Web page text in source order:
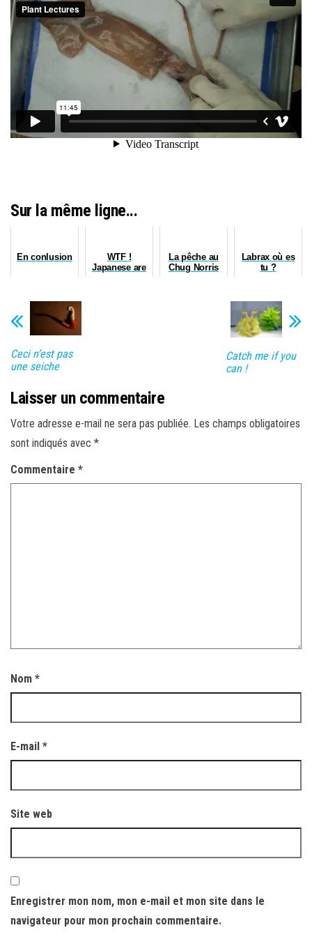
Sur la même ligne...
En conlusion
WTF !
Japanese are
La pêche au
Chug Norris
Labrax où es
tu ?
Ceci n’est pas
une seiche
Catch me if you
can !
Laisser un commentaire
Votre adresse e-mail ne sera pas publiée. Les champs obligatoires
sont indiqués avec *
Commentaire *
Nom *
E-mail *
Site web
Enregistrer mon nom, mon e-mail et mon site dans le
navigateur pour mon prochain commentaire.